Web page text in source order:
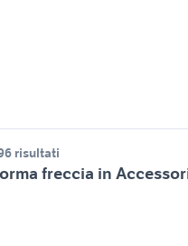
risultati
freccia in